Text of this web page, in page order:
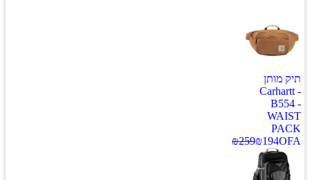
תיק מותן
Carhartt -
B554 -
WAIST
PACK
OFA
₪194
₪259